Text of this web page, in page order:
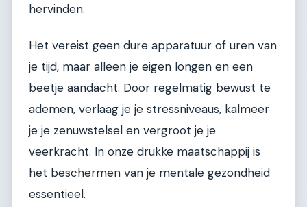
hervinden.
Het vereist geen dure apparatuur of uren van
je tijd, maar alleen je eigen longen en een
beetje aandacht. Door regelmatig bewust te
ademen, verlaag je je stressniveaus, kalmeer
je je zenuwstelsel en vergroot je je
veerkracht. In onze drukke maatschappij is
het beschermen van je mentale gezondheid
essentieel.